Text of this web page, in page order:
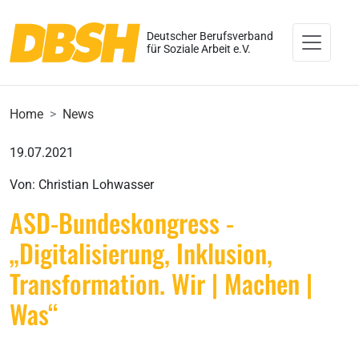
Deutscher Berufsverband
für Soziale Arbeit e.V.
Home News
19.07.2021
Von: Christian Lohwasser
ASD-Bundeskongress -
„Digitalisierung, Inklusion,
Transformation. Wir | Machen |
Was“